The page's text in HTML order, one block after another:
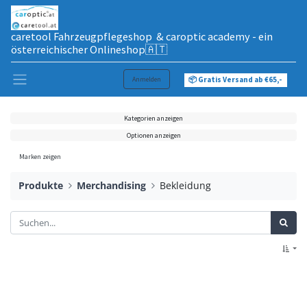
caretool Fahrzeugpflegeshop & caroptic academy - ein
österreichischer Onlineshop🇦🇹
Anmelden 📦 Gratis Versand ab €65,-
Kategorien anzeigen
Optionen anzeigen
Marken zeigen
Produkte Merchandising Bekleidung